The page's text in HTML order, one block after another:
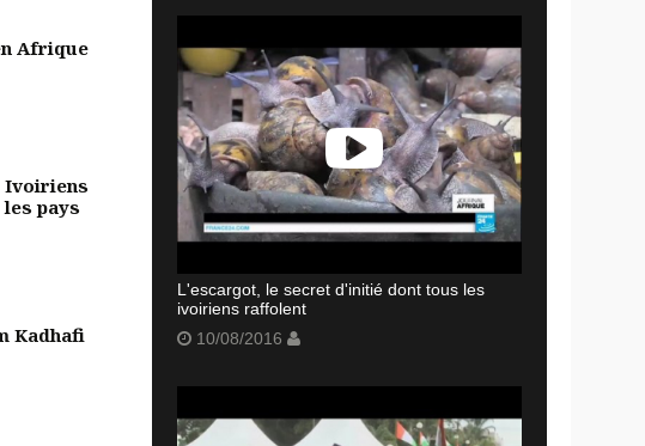
Afrique
Ivoiriens
les pays
Kadhafi
L'escargot, le secret d'initié dont tous les
ivoiriens raffolent
10/08/2016